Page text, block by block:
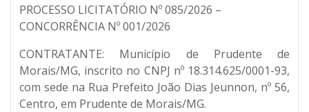
PROCESSO LICITATÓRIO Nº 085/2026 –
CONCORRÊNCIA Nº 001/2026
CONTRATANTE: Município de Prudente de
Morais/MG, inscrito no CNPJ nº 18.314.625/0001-93,
com sede na Rua Prefeito João Dias Jeunnon, nº 56,
Centro, em Prudente de Morais/MG.